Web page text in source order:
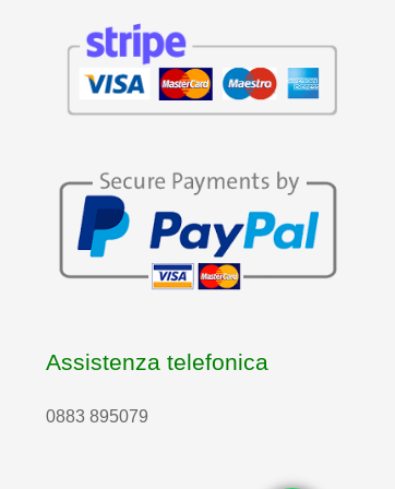
Assistenza telefonica
0883 895079